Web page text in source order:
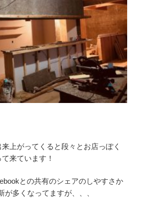
上がってくると段々とお店っぽく
来ています！
との共有のシェアのしやすさか
が多くなってますが、、、